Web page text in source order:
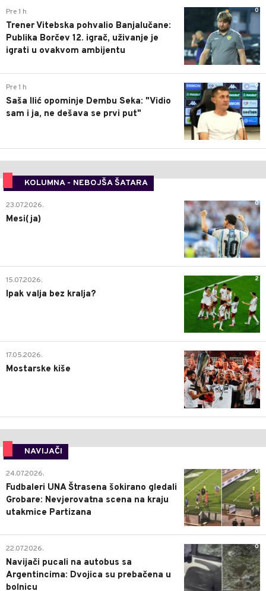
0
Pre 1 h
Trener Vitebska pohvalio Banjalučane:
Publika Borčev 12. igrač, uživanje je
igrati u ovakvom ambijentu
0
Pre 1 h
Saša Ilić opominje Dembu Seka: "Vidio
sam i ja, ne dešava se prvi put"
KOLUMNA - NEBOJŠA ŠATARA
0
23.07.2026.
Mesi(ja)
2
15.07.2026.
Ipak valja bez kralja?
0
17.05.2026.
Mostarske kiše
NAVIJAČI
0
24.07.2026.
Fudbaleri UNA Štrasena šokirano gledali
Grobare: Nevjerovatna scena na kraju
utakmice Partizana
0
22.07.2026.
Navijači pucali na autobus sa
Argentincima: Dvojica su prebačena u
bolnicu